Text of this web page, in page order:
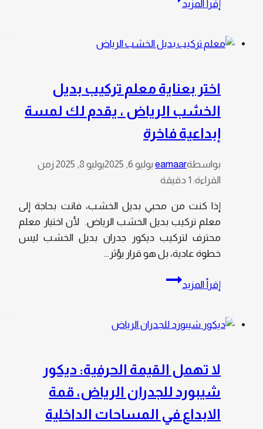
إقرأ المزيد
الرياض،
من
واجهات
بديل
دقة
في
التركيب
اختر بعناية معلم تركيب بديل
الخشب الرياض ، يقدم لك لمسة
إبداعية فاخرة
بواسطةeamaar يوليو 6, 2025 يوليو 8, 2025
زمن
القراءة: 1 دقيقة
إذا كنت من محبي بديل الخشب، فانت بحاجة إلى
معلم تركيب بديل الخشب الرياض. لأن اختيار معلم
محترف لتركيب ديكور جدران بديل الخشب ليس
خطوة عادية، بل هو قرار يؤثر…
إقرأ المزيد
اختر
تركيب
الرياض
،
لك
لا تهمل القيمة الحرفية: ديكور
شيبورد للجدران الرياض، قمة
الابداع في المساحات الداخلية